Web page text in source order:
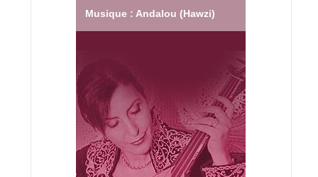
Musique : Andalou (Hawzi)